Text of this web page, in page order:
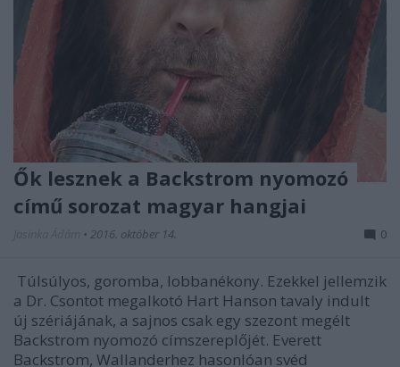
Ők lesznek a Backstrom nyomozó
című sorozat magyar hangjai
• 2016. október 14. 0
Túlsúlyos, goromba, lobbanékony. Ezekkel jellemzik
a Dr. Csontot megalkotó Hart Hanson tavaly indult
új szériájának, a sajnos csak egy szezont megélt
Backstrom nyomozó címszereplőjét. Everett
Backstrom, Wallanderhez hasonlóan svéd